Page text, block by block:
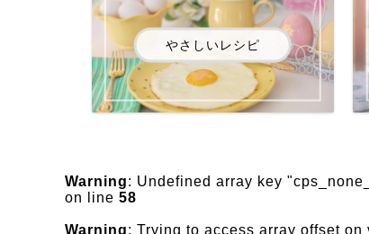
やさしいレシピ
Warning: Undefined array key
on line 58
Warning: Trying to access array offset